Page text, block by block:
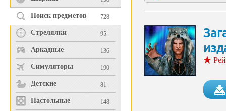
Поиск предметов 728
Стрелялки 95
Аркадные 136
Симуляторы 190
Детские 81
Настольные 148